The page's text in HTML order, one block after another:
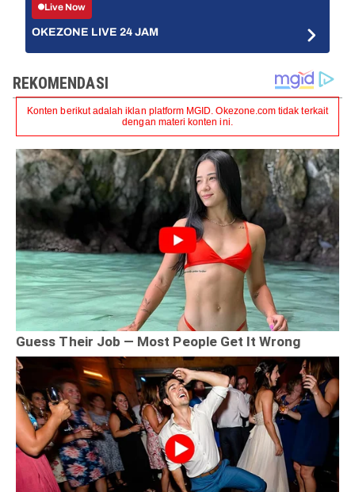
Live Now
OKEZONE LIVE 24 JAM